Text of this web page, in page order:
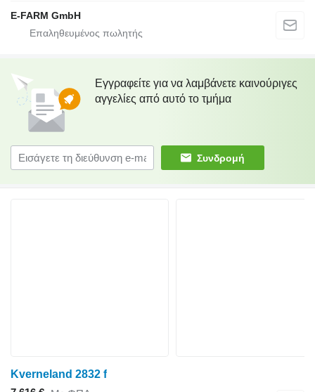
E-FARM GmbH
Εγγραφείτε για να λαμβάνετε καινούριγες
αγγελίες από αυτό το τμήμα
Συνδρομή
Kverneland 2832 f